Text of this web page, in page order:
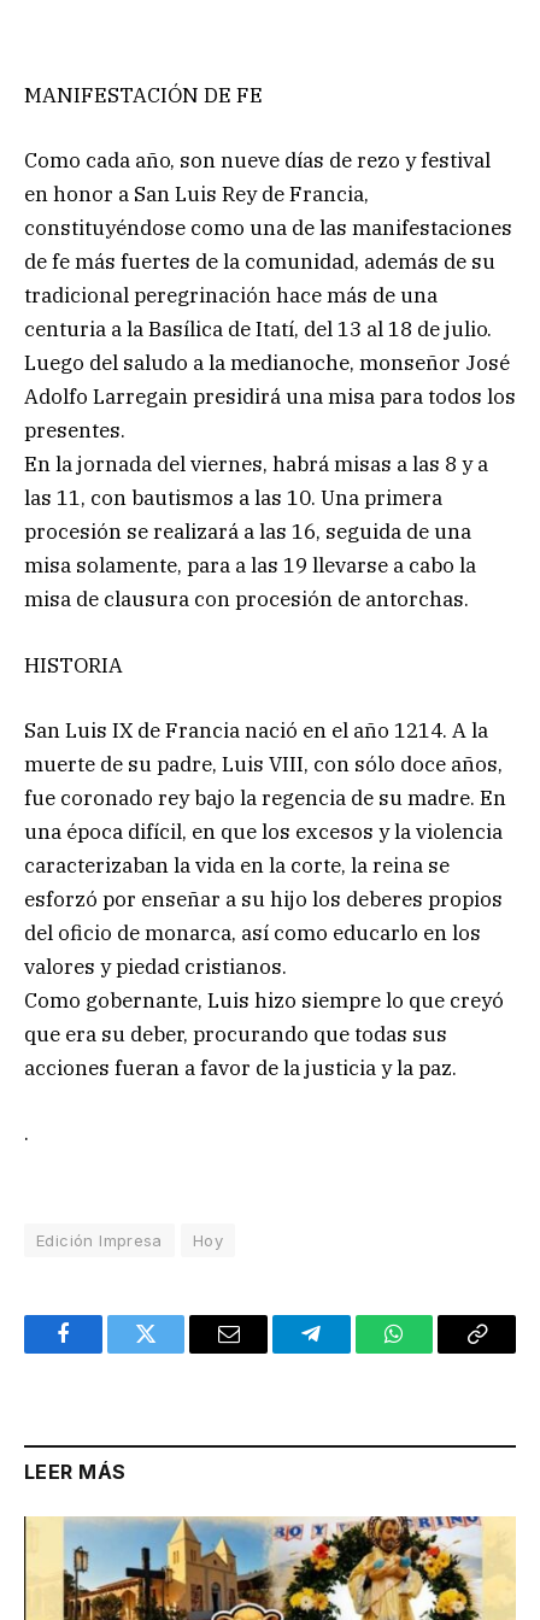
MANIFESTACIÓN DE FE
Como cada año, son nueve días de rezo y festival
en honor a San Luis Rey de Francia,
constituyéndose como una de las manifestaciones
de fe más fuertes de la comunidad, además de su
tradicional peregrinación hace más de una
centuria a la Basílica de Itatí, del 13 al 18 de julio.
Luego del saludo a la medianoche, monseñor José
Adolfo Larregain presidirá una misa para todos los
presentes.
En la jornada del viernes, habrá misas a las 8 y a
las 11, con bautismos a las 10. Una primera
procesión se realizará a las 16, seguida de una
misa solamente, para a las 19 llevarse a cabo la
misa de clausura con procesión de antorchas.
HISTORIA
San Luis IX de Francia nació en el año 1214. A la
muerte de su padre, Luis VIII, con sólo doce años,
fue coronado rey bajo la regencia de su madre. En
una época difícil, en que los excesos y la violencia
caracterizaban la vida en la corte, la reina se
esforzó por enseñar a su hijo los deberes propios
del oficio de monarca, así como educarlo en los
valores y piedad cristianos.
Como gobernante, Luis hizo siempre lo que creyó
que era su deber, procurando que todas sus
acciones fueran a favor de la justicia y la paz.
.
Edición Impresa Hoy
FacebookTwitter Email TelegramWhatsAppCopy
LEER MÁS